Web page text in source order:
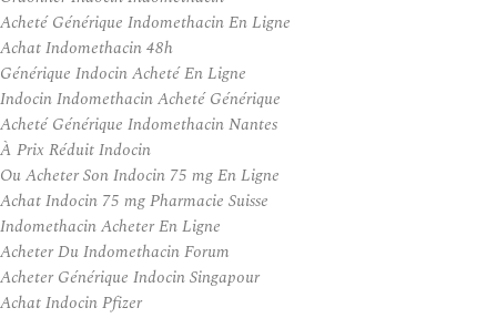
Acheté Générique Indomethacin En Ligne
Achat Indomethacin 48h
Générique Indocin Acheté En Ligne
Indocin Indomethacin Acheté Générique
Acheté Générique Indomethacin Nantes
À Prix Réduit Indocin
Ou Acheter Son Indocin 75 mg En Ligne
Achat Indocin 75 mg Pharmacie Suisse
Indomethacin Acheter En Ligne
Acheter Du Indomethacin Forum
Acheter Générique Indocin Singapour
Achat Indocin Pfizer